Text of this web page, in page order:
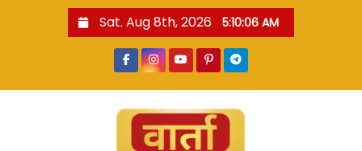
Sat. Aug 8th, 2026 5:10:06 AM